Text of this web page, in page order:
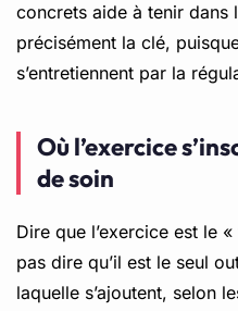
concrets aide à tenir dans
précisément la clé,
s’entretiennent par la
Où l’exercice
de soin
Dire que l’exercice est le
pas dire qu’il est le seul
laquelle s’ajoutent, selon